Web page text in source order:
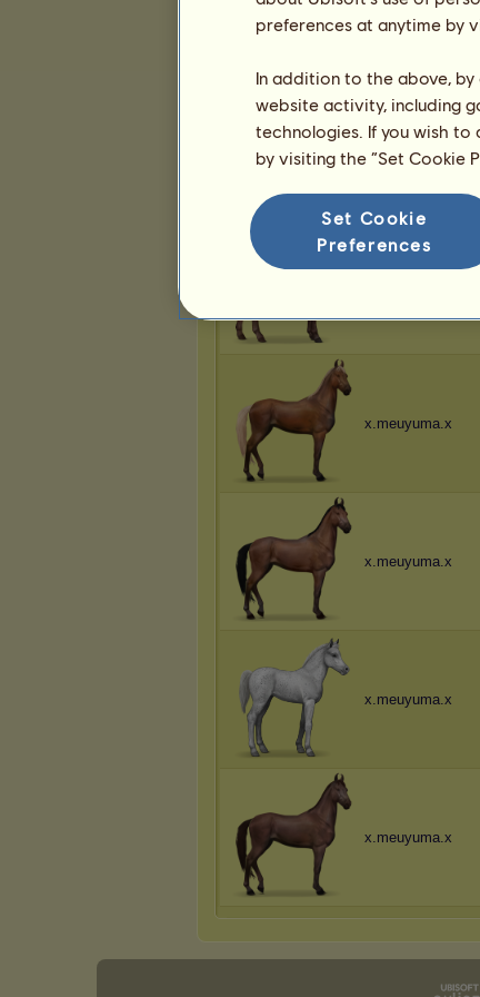
x.meuyuma.x
x.meuyuma.x
x.meuyuma.x
x.meuyuma.x
x.meuyuma.x
preferences at anytime by
In addition to the above,
website activity, including
technologies. If you wish to
by visiting the “Set Cookie
Set Cookie
Preferences